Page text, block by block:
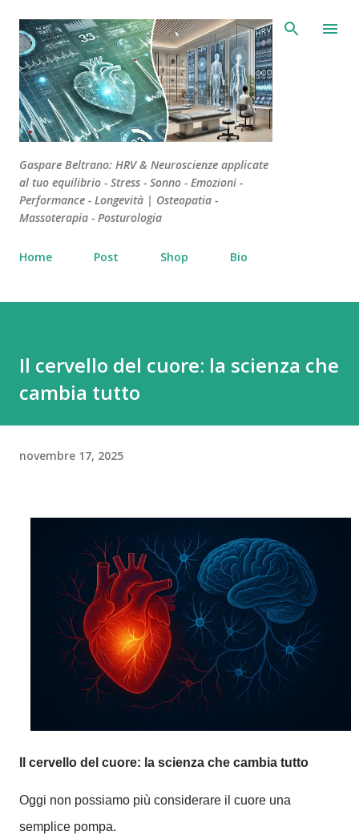
Passa ai contenuti principali
Gaspare Beltrano: HRV & Neuroscienze applicate
al tuo equilibrio - Stress - Sonno - Emozioni -
Performance - Longevità | Osteopatia -
Massoterapia - Posturologia
Home Post Shop Bio
Il cervello del cuore: la scienza che
cambia tutto
novembre 17, 2025
Il cervello del cuore: la scienza che cambia tutto
Oggi non possiamo più considerare il cuore una
semplice pompa.